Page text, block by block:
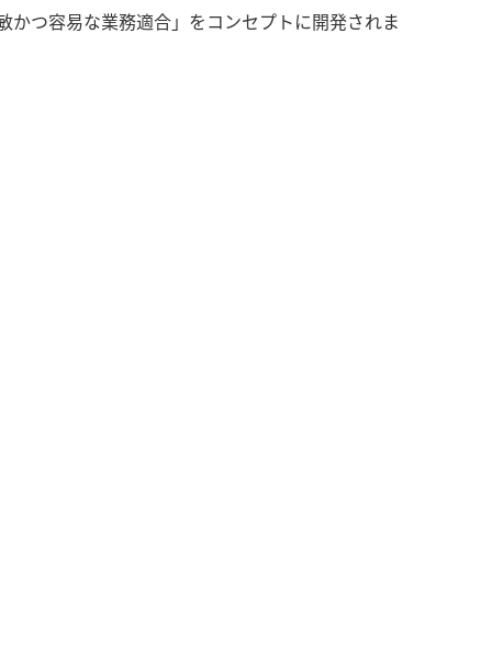
つ容易な業務適合」をコンセプトに開発されま